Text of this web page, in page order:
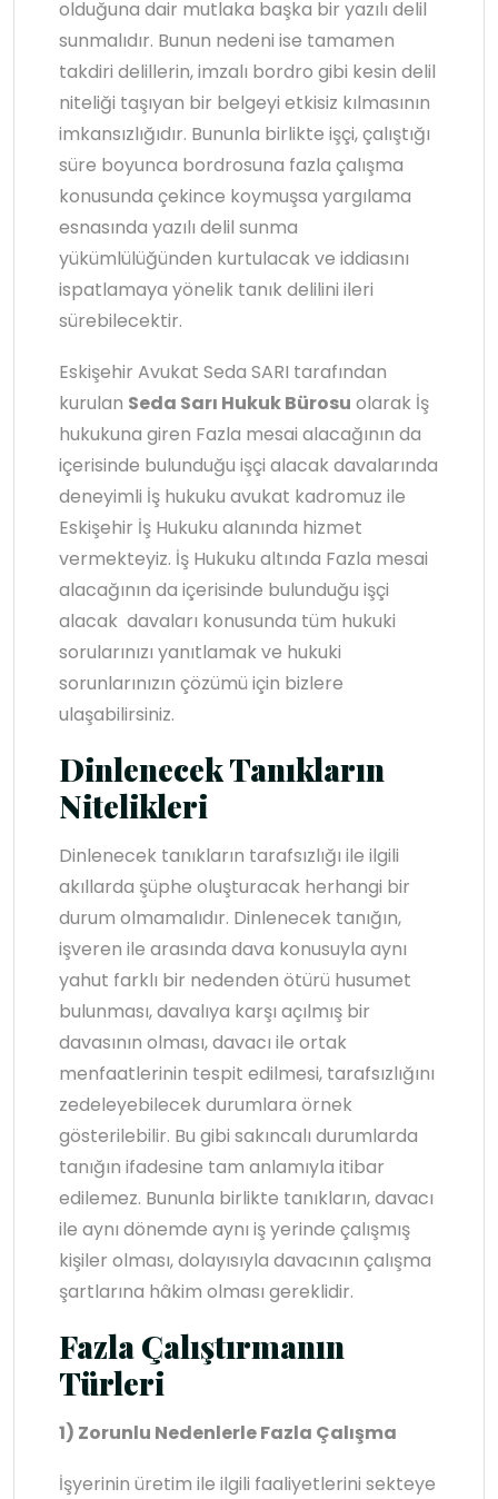
olduğuna dair mutlaka başka bir yazılı delil
sunmalıdır. Bunun nedeni ise tamamen
takdiri delillerin, imzalı bordro gibi kesin delil
niteliği taşıyan bir belgeyi etkisiz kılmasının
imkansızlığıdır. Bununla birlikte işçi, çalıştığı
süre boyunca bordrosuna fazla çalışma
konusunda çekince koymuşsa yargılama
esnasında yazılı delil sunma
yükümlülüğünden kurtulacak ve iddiasını
ispatlamaya yönelik tanık delilini ileri
sürebilecektir.
Eskişehir Avukat Seda SARI tarafından
kurulan Seda Sarı Hukuk Bürosu olarak İş
hukukuna giren Fazla mesai alacağının da
içerisinde bulunduğu işçi alacak davalarında
deneyimli İş hukuku avukat kadromuz ile
Eskişehir İş Hukuku alanında hizmet
vermekteyiz. İş Hukuku altında Fazla mesai
alacağının da içerisinde bulunduğu işçi
alacak davaları konusunda tüm hukuki
sorularınızı yanıtlamak ve hukuki
sorunlarınızın çözümü için bizlere
ulaşabilirsiniz.
Dinlenecek Tanıkların
Nitelikleri
Dinlenecek tanıkların tarafsızlığı ile ilgili
akıllarda şüphe oluşturacak herhangi bir
durum olmamalıdır. Dinlenecek tanığın,
işveren ile arasında dava konusuyla aynı
yahut farklı bir nedenden ötürü husumet
bulunması, davalıya karşı açılmış bir
davasının olması, davacı ile ortak
menfaatlerinin tespit edilmesi, tarafsızlığını
zedeleyebilecek durumlara örnek
gösterilebilir. Bu gibi sakıncalı durumlarda
tanığın ifadesine tam anlamıyla itibar
edilemez. Bununla birlikte tanıkların, davacı
ile aynı dönemde aynı iş yerinde çalışmış
kişiler olması, dolayısıyla davacının çalışma
şartlarına hâkim olması gereklidir.
Fazla Çalıştırmanın
Türleri
1) Zorunlu Nedenlerle Fazla Çalışma
İşyerinin üretim ile ilgili faaliyetlerini sekteye